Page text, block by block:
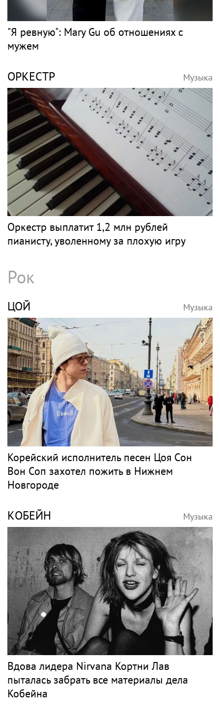
"Я ревную": Mary Gu об отношениях с
мужем
ОРКЕСТР Музыка
Оркестр выплатит 1,2 млн рублей
пианисту, уволенному за плохую игру
Рок
ЦОЙ Музыка
Корейский исполнитель песен Цоя Сон
Вон Соп захотел пожить в Нижнем
Новгороде
КОБЕЙН Музыка
Вдова лидера Nirvana Кортни Лав
пыталась забрать все материалы дела
Кобейна